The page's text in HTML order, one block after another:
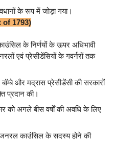
के रूप में जोड़ा गया।
of 1793)
के निर्णयों के ऊपर अधिभावी
एवं प्रेसीडेंसियों के गवर्नरों तक
और मद्रास प्रेसीडेंसी की सरकारों
प्रदान की।
को अगले बीस वर्षों की अवधि के लिए
काउंसिल के सदस्य होने की